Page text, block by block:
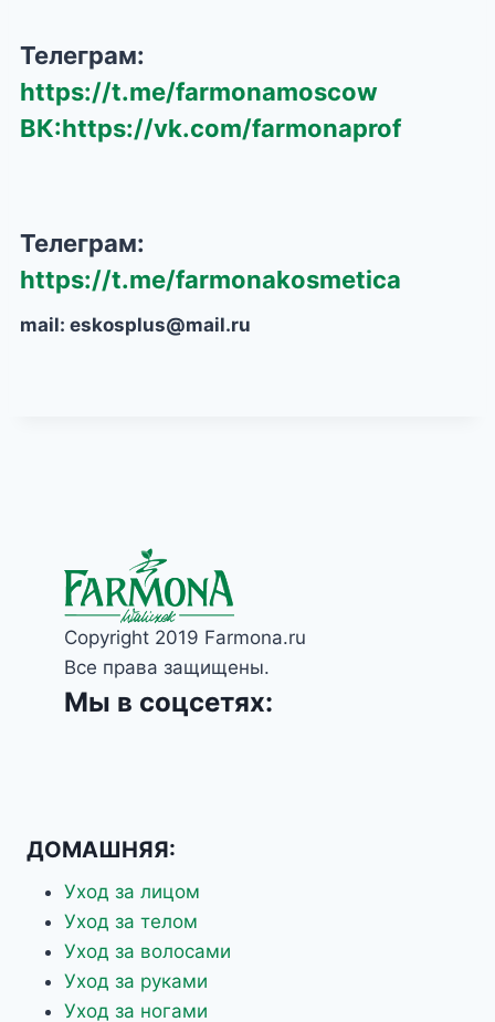
Телеграм:
https://t.me/farmonamoscow
ВК:https://vk.com/farmonaprof
Телеграм:
https://t.me/farmonakosmetica
mail: eskosplus@mail.ru
Copyright 2019 Farmona.ru
Все права защищены.
Мы в соцсетях:
ДОМАШНЯЯ:
Уход за лицом
Уход за телом
Уход за волосами
Уход за руками
Уход за ногами